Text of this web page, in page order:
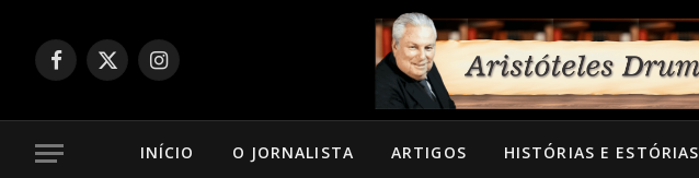
Facebook
X
Instagram
INÍCIO O JORNALISTA ARTIGOS HISTÓRIAS E ESTÓRIAS